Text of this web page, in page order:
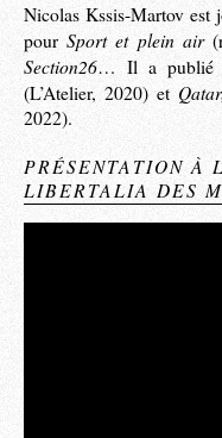
Nicolas Kssis-Martov est
pourSport et plein air
Section26… Il a publié
(L’Atelier, 2020) et
2022).
PRÉSENTATION À
LIBERTALIA DES